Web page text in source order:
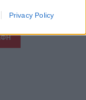
Privacy Policy